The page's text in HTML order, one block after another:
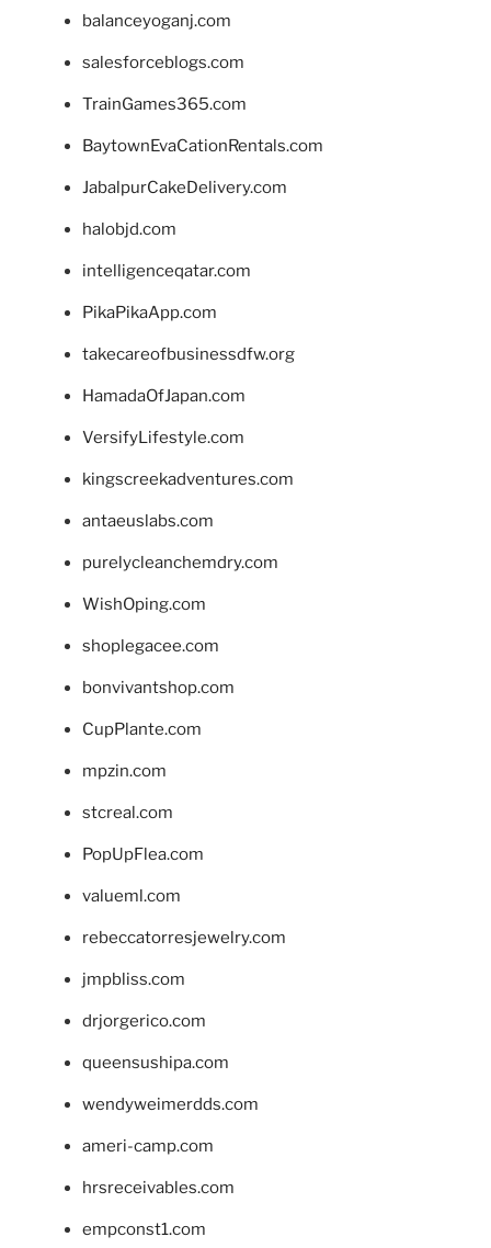
balanceyoganj.com
salesforceblogs.com
TrainGames365.com
BaytownEvaCationRentals.com
JabalpurCakeDelivery.com
halobjd.com
intelligenceqatar.com
PikaPikaApp.com
takecareofbusinessdfw.org
HamadaOfJapan.com
VersifyLifestyle.com
kingscreekadventures.com
antaeuslabs.com
purelycleanchemdry.com
WishOping.com
shoplegacee.com
bonvivantshop.com
CupPlante.com
mpzin.com
stcreal.com
PopUpFlea.com
valueml.com
rebeccatorresjewelry.com
jmpbliss.com
drjorgerico.com
queensushipa.com
wendyweimerdds.com
ameri-camp.com
hrsreceivables.com
empconst1.com